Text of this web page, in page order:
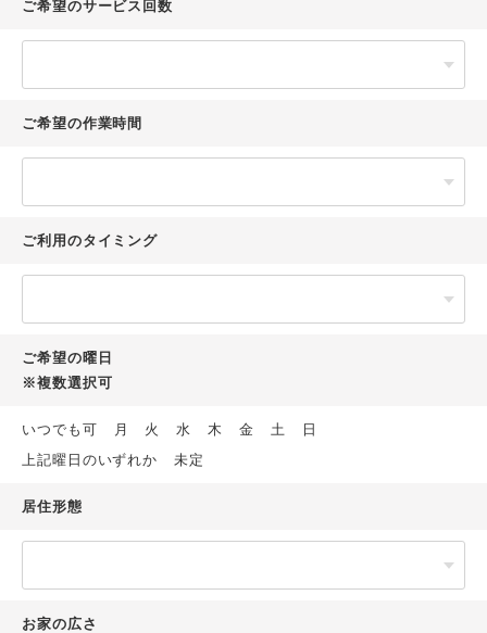
ご希望のサービス回数
ご希望の作業時間
ご利用のタイミング
ご希望の曜日
※複数選択可
いつでも可 月 火 水 木 金 土
日
上記曜日のいずれか
未定
居住形態
お家の広さ